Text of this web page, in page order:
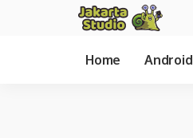
Home Android